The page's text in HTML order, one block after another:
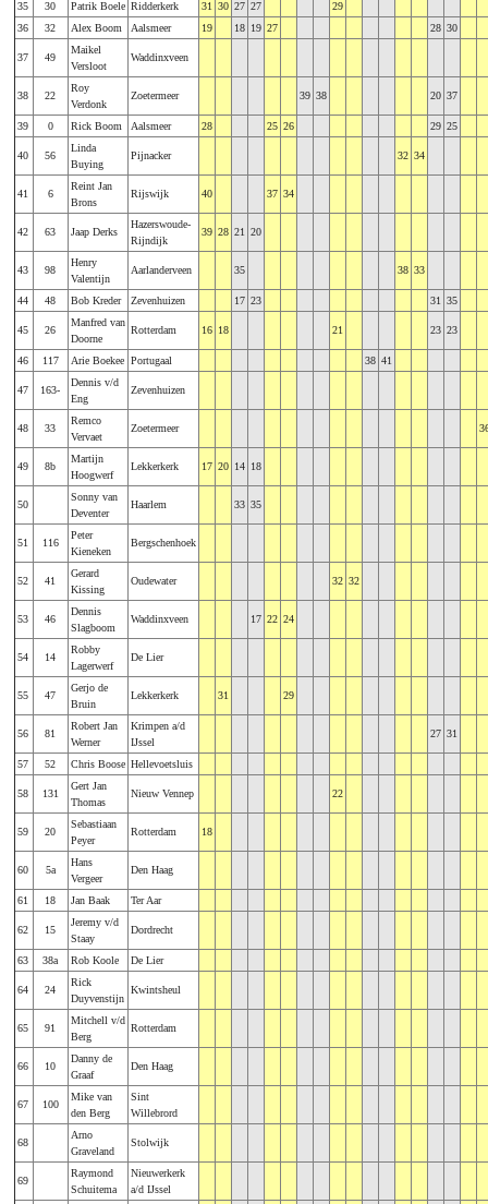
35 30 Patrik Boele Ridderkerk 31 30 27 27
29
36
32 Alex Boom Aalsmeer 19 18 19 27 28 30
37 49
Maikel
Versloot
Waddinxveen
38 22
Roy
Verdonk
Zoetermeer 39 38 20 37
39 0 Rick Boom Aalsmeer 28 25 26 29 25
40 56
Linda
Buying
Pijnacker 32 34
41 6
Reint Jan
Brons
Rijswijk 40 37 34
42 63 Jaap Derks
Hazerswoude-
Rijndijk
39 28 21 20
43 98
Henry
Valentijn
Aarlanderveen 35 38 33
44 48 Bob Kreder Zevenhuizen 17 23 31 35
45 26
Manfred van
Doorne
Rotterdam 16 18 21 23 23
46 117 Arie Boekee Portugaal 38 41
47 163-
Dennis v/d
Eng
Zevenhuizen
48 33
Remco
Vervaet
Zoetermeer
49 8b
Martijn
Hoogwerf
Lekkerkerk 17 20 14 18
50
Sonny van
Deventer
Haarlem 33 35
51 116
Peter
Kieneken
Bergschenhoek
52 41
Gerard
Kissing
Oudewater 32 32
53 46
Dennis
Slagboom
Waddinxveen 17 22 24
54 14
Robby
Lagerwerf
De Lier
55 47
Gerjo de
Bruin
Lekkerkerk 31 29
56 81
Robert Jan
Werner
Krimpen a/d
IJssel
27 31
57 52 Chris Boose Hellevoetsluis
58 131
Gert Jan
Thomas
Nieuw Vennep 22
59 20
Sebastiaan
Peyer
Rotterdam 18
60 5a
Hans
Vergeer
Den Haag
61 18 Jan Baak Ter Aar
62 15
Jeremy v/d
Staay
Dordrecht
63 38a Rob Koole De Lier
64 24
Rick
Duyvenstijn
Kwintsheul
65 91
Mitchell v/d
Berg
Rotterdam
66 10
Danny de
Graaf
Den Haag
67 100
Mike van
den Berg
Sint
Willebrord
68
Arno
Graveland
Stolwijk
69
Raymond
Schuitema
Nieuwerkerk
a/d IJssel